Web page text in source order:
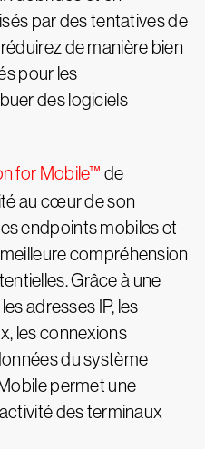
par des tentatives de
de manière bien
pour les
des logiciels
for Mobile™ de
au cœur de son
endpoints mobiles et
compréhension
Grâce à une
adresses IP, les
les connexions
du système
permet une
des terminaux